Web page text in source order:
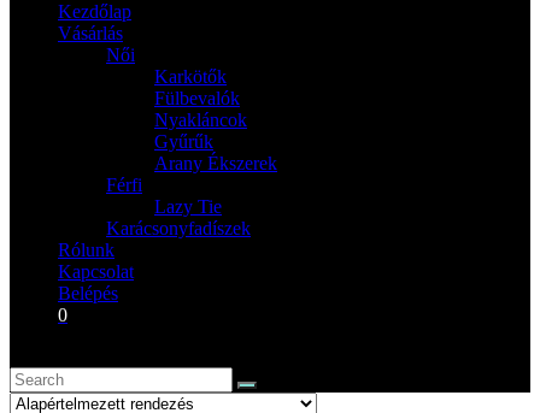
Kezdőlap
Vásárlás
Női
Karkötők
Fülbevalók
Nyakláncok
Gyűrűk
Arany Ékszerek
Férfi
Lazy Tie
Karácsonyfadíszek
Rólunk
Kapcsolat
Belépés
0